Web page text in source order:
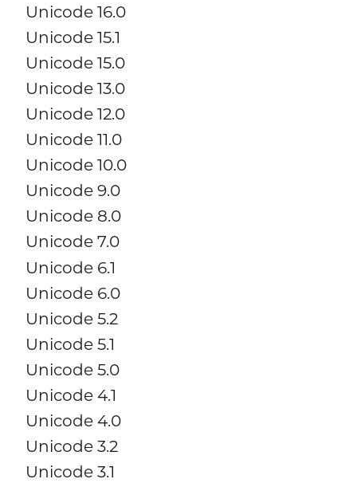
Unicode 16.0
Unicode 15.1
Unicode 15.0
Unicode 13.0
Unicode 12.0
Unicode 11.0
Unicode 10.0
Unicode 9.0
Unicode 8.0
Unicode 7.0
Unicode 6.1
Unicode 6.0
Unicode 5.2
Unicode 5.1
Unicode 5.0
Unicode 4.1
Unicode 4.0
Unicode 3.2
Unicode 3.1